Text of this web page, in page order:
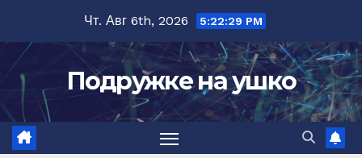
содержимому
Чт. Авг 6th, 2026 5:22:30 PM
Подружке на ушко